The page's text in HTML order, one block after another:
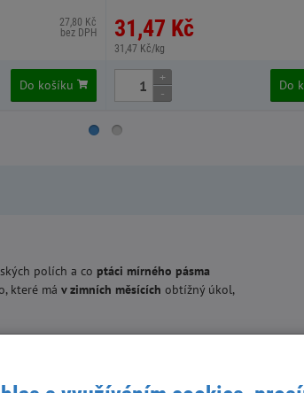
27,80 Kč
bez DPH
Do košíku
31,47 Kč
31,47 Kč/kg
+
-
Do
polích a co ptáci mírného pásma
které má v zimních měsících obtížný úkol,
těm, kteří vám na jaře zazpívají a